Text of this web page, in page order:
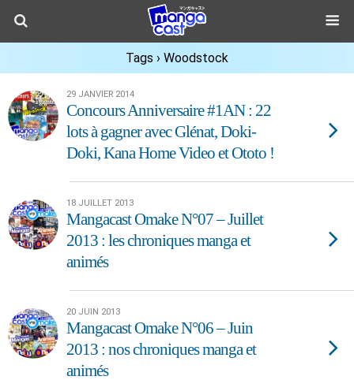
Tags › Woodstock
29 JANVIER 2014
Concours Anniversaire #1AN : 22
lots à gagner avec Glénat, Doki-
Doki, Kana Home Video et Ototo !
18 JUILLET 2013
Mangacast Omake N°07 – Juillet
2013 : les chroniques manga et
animés
20 JUIN 2013
Mangacast Omake N°06 – Juin
2013 : nos chroniques manga et
animés